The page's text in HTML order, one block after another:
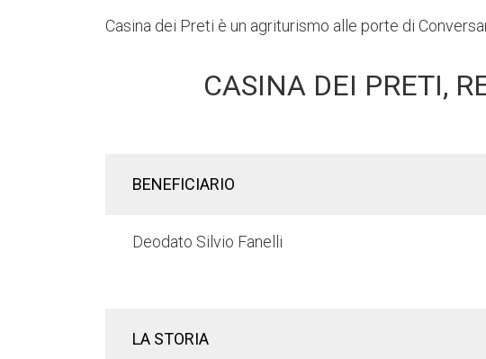
Casina dei Preti è un agriturismo alle porte di
CASINA DEI PRETI,
BENEFICIARIO
Deodato Silvio Fanelli
LA STORIA